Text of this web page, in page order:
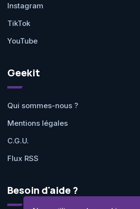
Instagram
TikTok
YouTube
Geekit
Qui sommes-nous ?
Mentions légales
C.G.U.
Flux RSS
Besoin d'aide ?